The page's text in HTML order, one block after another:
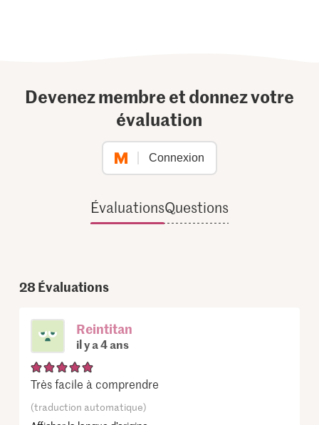
Devenez membre et donnez votre
évaluation
Connexion
ÉvaluationsQuestions
28Évaluations
Reintitan
il y a 4 ans
Très facile à comprendre
(traduction automatique)